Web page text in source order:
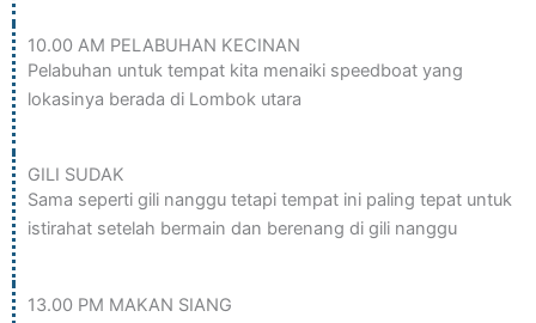
10.00 AM PELABUHAN KECINAN
Pelabuhan untuk tempat kita menaiki speedboat yang
lokasinya berada di Lombok utara
GILI SUDAK
Sama seperti gili nanggu tetapi tempat ini paling tepat untuk
istirahat setelah bermain dan berenang di gili nanggu
13.00 PM MAKAN SIANG